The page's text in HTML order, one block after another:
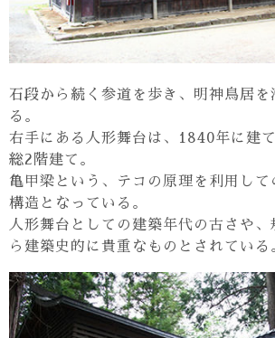
石段から続く参道を歩き、明神鳥居を
る。
右手にある人形舞台は、1840年に建
総2階建て。
亀甲梁という、テコの原理を利用して
構造となっている。
人形舞台としての建築年代の古さや、
ら建築史的に貴重なものとされている